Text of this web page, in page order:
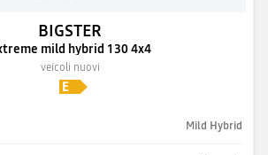
BIGSTER
mild hybrid 130 4x4
veicoli nuovi
Mild Hybrid